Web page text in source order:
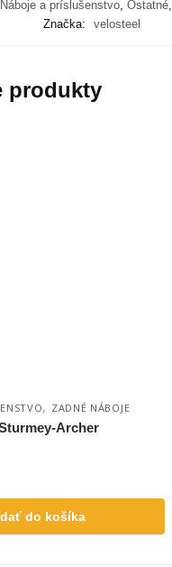
Náboje a príslušenstvo, Ostatné,
Značka:
velosteel
produkty
, ZADNÉ NÁBOJE
Archer
do košíka